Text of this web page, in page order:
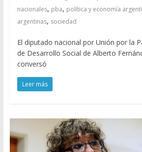
nacionales, pba, política y economía
argentinas, sociedad
El diputado nacional por Unión por la
de Desarrollo Social de Alberto
conversó
Leer más